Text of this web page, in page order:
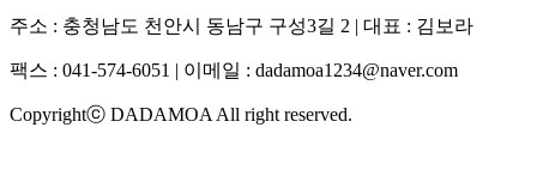
주소 : 충청남도 천안시 동남구 구성3길 2 | 대표 : 김보라
팩스 : 041-574-6051 | 이메일 : dadamoa1234@naver.com
Copyrightⓒ DADAMOA All right reserved.